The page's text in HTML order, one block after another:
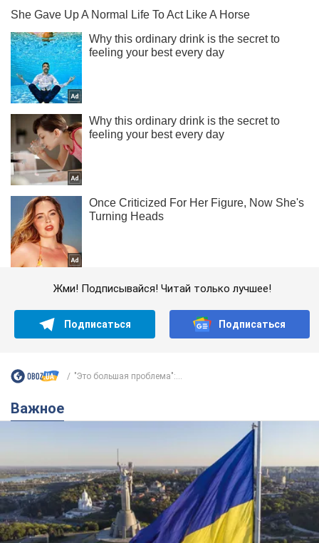
Жми! Подписывайся! Читай только лучшее!
Подписаться Подписаться
"Это большая проблема":...
Важное